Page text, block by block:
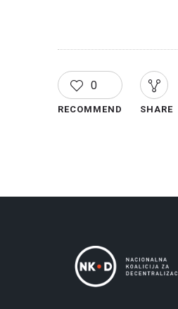
0
RECOMMEND SHARE